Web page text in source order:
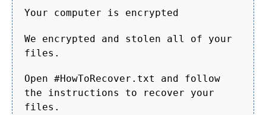
Your computer is encrypted
We encrypted and stolen all of your
files.
Open #HowToRecover.txt and follow
the instructions to recover your
files.